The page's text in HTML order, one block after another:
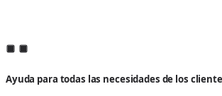
Ayuda para todas las necesidades de los